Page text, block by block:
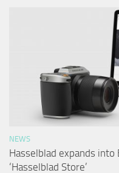
NEWS
Hasselblad expands
‘Hasselblad Store’